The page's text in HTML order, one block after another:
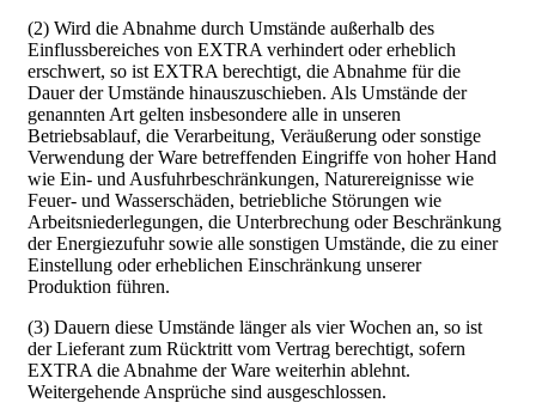
(2) Wird die Abnahme durch Umstände außerhalb des
Einflussbereiches von EXTRA verhindert oder erheblich
erschwert, so ist EXTRA berechtigt, die Abnahme für die
Dauer der Umstände hinauszuschieben. Als Umstände der
genannten Art gelten insbesondere alle in unseren
Betriebsablauf, die Verarbeitung, Veräußerung oder sonstige
Verwendung der Ware betreffenden Eingriffe von hoher Hand
wie Ein- und Ausfuhrbeschränkungen, Naturereignisse wie
Feuer- und Wasserschäden, betriebliche Störungen wie
Arbeitsniederlegungen, die Unterbrechung oder Beschränkung
der Energiezufuhr sowie alle sonstigen Umstände, die zu einer
Einstellung oder erheblichen Einschränkung unserer
Produktion führen.
(3) Dauern diese Umstände länger als vier Wochen an, so ist
der Lieferant zum Rücktritt vom Vertrag berechtigt, sofern
EXTRA die Abnahme der Ware weiterhin ablehnt.
Weitergehende Ansprüche sind ausgeschlossen.